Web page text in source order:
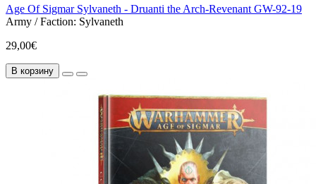
Age Of Sigmar Sylvaneth - Druanti the Arch-Revenant GW-92-19
Army / Faction: Sylvaneth
29,00€
В корзину